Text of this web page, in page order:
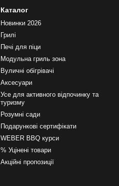
Каталог
Новинки 2026
Грилі
Печі для піци
Модульна гриль зона
Вуличні обігрівачі
Аксесуари
Усе для активного відпочинку та
туризму
Розумні сади
Подарункові сертифікати
WEBER BBQ курси
% Уцінені товари
Акційні пропозиції